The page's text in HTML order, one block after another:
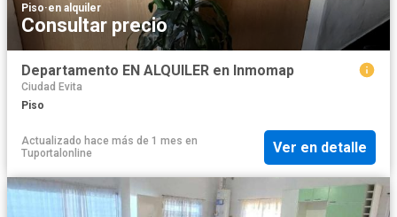
Piso·en alquiler
Consultar precio
Departamento EN ALQUILER en Inmomap
Ciudad Evita
Piso
Actualizado hace más de 1 mes en
Tuportalonline
Ver en detalle